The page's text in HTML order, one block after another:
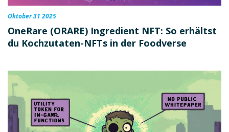
Oktober 31 2025
OneRare (ORARE) Ingredient NFT: So erhältst
du Kochzutaten-NFTs in der Foodverse